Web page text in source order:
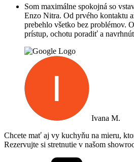
Som maximálne spokojná so
Enzo Nitra. Od prvého kontaktu
prebehlo všetko bez problémov.
prístup, ochotu poradiť a
Ivana M.
Chcete mať aj vy kuchyňu na mieru,
Rezervujte si stretnutie v našom